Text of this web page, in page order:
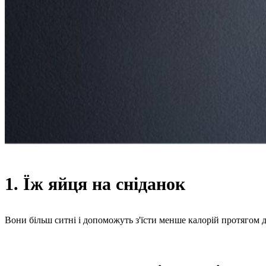
1. Їж яйця на сніданок
Вони більш ситні і допоможуть з'їсти менше калорій протягом